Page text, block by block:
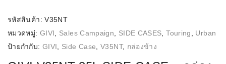
รหัสสินค้า:V35NT
หมวดหมู่: GIVI Sales Campaign SIDE CASES ,Touring
Urban
ป้ายกำกับ: GIVI Side Case ,V35NT, กล่องข้าง